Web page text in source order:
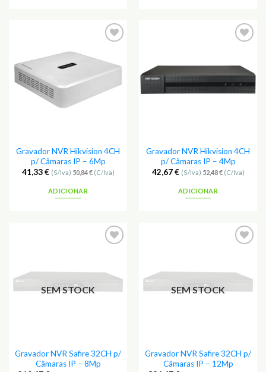
aos
Favoritos
Gravador NVR Hikvision 4CH
p/ Câmaras IP – 6Mp
41,33€ (S/Iva) 50,84€(C/Iva)
ADICIONAR
Favoritos
Gravador NVR Hikvision 4CH
p/ Câmaras IP – 4Mp
42,67€ (S/Iva) 52,48€(C/Iva)
ADICIONAR
SEM STOCK
Gravador NVR Safire 32CH p/
Câmaras IP – 8Mp
SEM STOCK
Gravador NVR Safire 32CH p/
Câmaras IP – 12Mp